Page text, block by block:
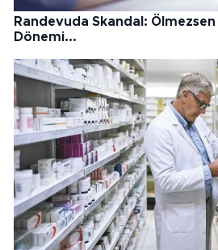
Randevuda Skandal: Ölmezsen
Dönemi...